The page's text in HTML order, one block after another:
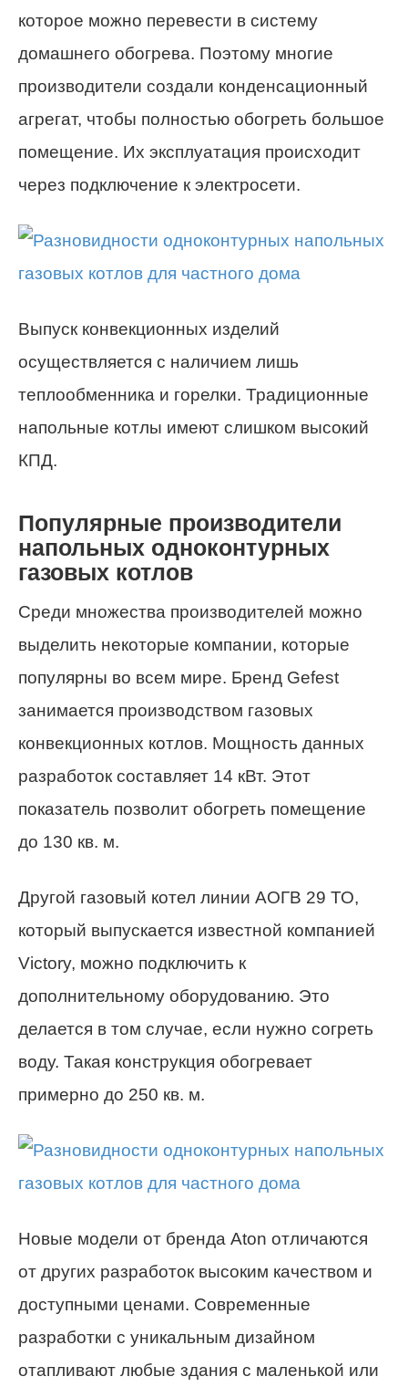
которое можно перевести в систему
домашнего обогрева. Поэтому многие
производители создали конденсационный
агрегат, чтобы полностью обогреть большое
помещение. Их эксплуатация происходит
через подключение к электросети.
Выпуск конвекционных изделий
осуществляется с наличием лишь
теплообменника и горелки. Традиционные
напольные котлы имеют слишком высокий
КПД.
Популярные производители
напольных одноконтурных
газовых котлов
Среди множества производителей можно
выделить некоторые компании, которые
популярны во всем мире. Бренд Gefest
занимается производством газовых
конвекционных котлов. Мощность данных
разработок составляет 14 кВт. Этот
показатель позволит обогреть помещение
до 130 кв. м.
Другой газовый котел линии АОГВ 29 ТО,
который выпускается известной компанией
Victory, можно подключить к
дополнительному оборудованию. Это
делается в том случае, если нужно согреть
воду. Такая конструкция обогревает
примерно до 250 кв. м.
Новые модели от бренда Aton отличаются
от других разработок высоким качеством и
доступными ценами. Современные
разработки с уникальным дизайном
отапливают любые здания с маленькой или